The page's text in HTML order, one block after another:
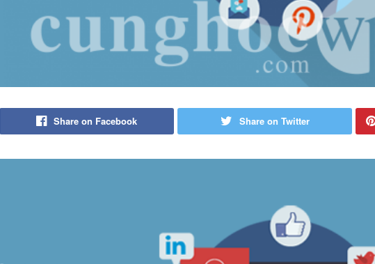
Share on Facebook Share on Twitter